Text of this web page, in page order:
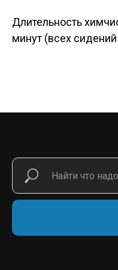
Длительность
минут (всех